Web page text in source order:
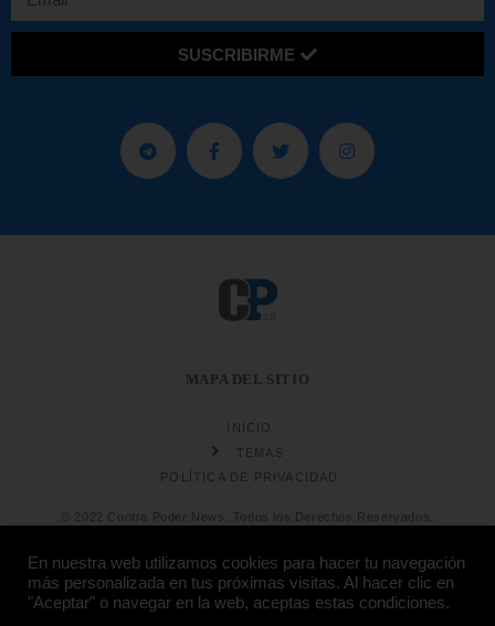
SUSCRIBIRME
MAPA DEL SITIO
INICIO
TEMAS
POLÍTICA DE PRIVACIDAD
© 2022 Contra Poder News. Todos los Derechos Reservados.
En nuestra web utilizamos cookies para hacer tu navegación
más personalizada en tus próximas visitas. Al hacer clic en
"Aceptar" o navegar en la web, aceptas estas condiciones.